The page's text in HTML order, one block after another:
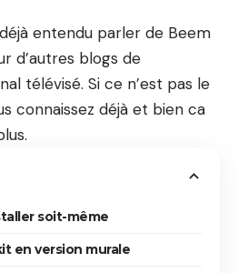
entendu parler de Beem
d’autres blogs de
télévisé. Si ce n’est pas le
connaissez déjà et bien ca
soit-même
en version murale